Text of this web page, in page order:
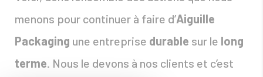
menons pour continuer à faire d’Aiguille
Packaging une entreprise durable sur le long
terme . Nous le devons à nos clients et c’est